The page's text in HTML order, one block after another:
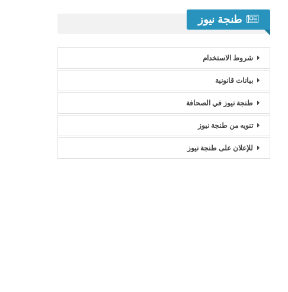
طنجة نيوز
شروط الاستخدام
بيانات قانونية
طنجة نيوز في الصحافة
تنويه من طنجة نيوز
للإعلان على طنجة نيوز